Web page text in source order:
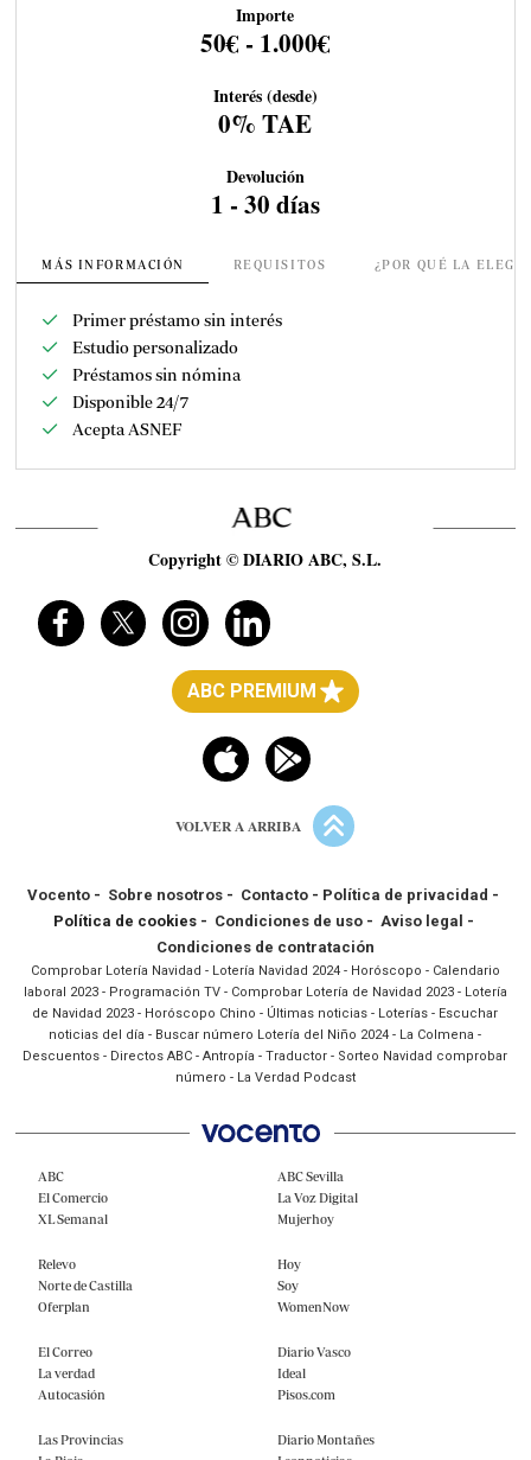
Importe
50€ - 1.000€
Interés (desde)
0% TAE
Devolución
1 - 30 días
MÁS INFORMACIÓN REQUISITOS ¿POR QUÉ LA
Primer préstamo sin interés
Estudio personalizado
Préstamos sin nómina
Disponible 24/7
Acepta ASNEF
Copyright © DIARIO ABC, S.L.
ABC PREMIUM
VOLVER A ARRIBA
Vocento - Sobre nosotros - Contacto - Política de privacidad -
Política de cookies - Condiciones de uso- Aviso legal -
Condiciones de contratación
Comprobar Lotería Navidad - Lotería Navidad 2024- Horóscopo - Calendario
laboral 2023- Programación TV- Comprobar Lotería de Navidad 2023- Lotería
de Navidad 2023 - Horóscopo Chino - Últimas noticias - Loterías - Escuchar
noticias del día - Buscar número Lotería del Niño 2024 - La Colmena -
Descuentos - Directos ABC -Antropía -Traductor - Sorteo Navidad comprobar
número - La Verdad Podcast
ABC
El Comercio
XL Semanal
ABC Sevilla
La Voz Digital
Mujerhoy
Relevo
Norte de Castilla
Oferplan
Hoy
Soy
WomenNow
El Correo
La verdad
Autocasión
Diario Vasco
Ideal
Pisos.com
Las Provincias
Diario Montañes